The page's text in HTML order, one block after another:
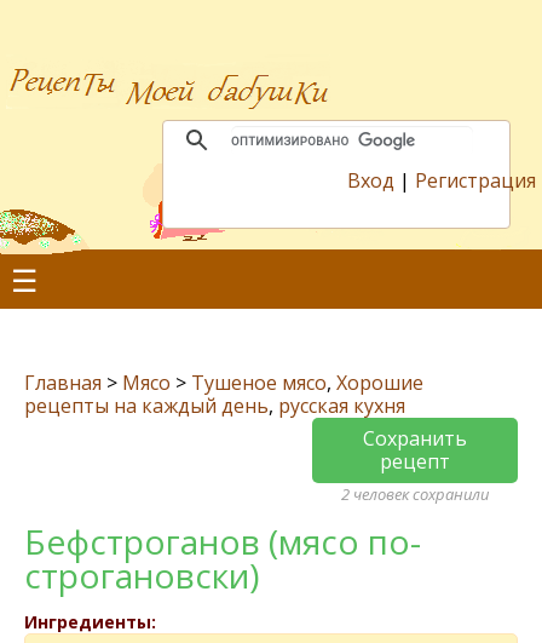
Вход | Регистрация
☰
Главная > Мясо > Тушеное мясо, Хорошие
рецепты на каждый день, русская кухня
Сохранить
рецепт
2 человек сохранили
Бефстроганов (мясо по-
строгановски)
Ингредиенты: